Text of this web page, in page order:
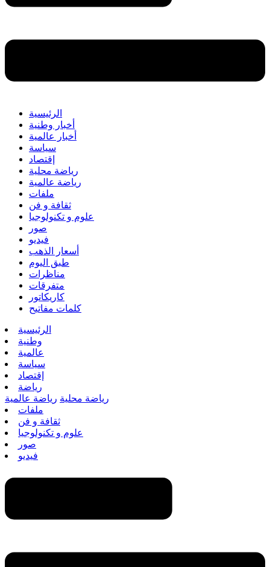
الرئيسية
أخبار وطنية
أخبار عالمية
سياسة
إقتصاد
رياضة محلية
رياضة عالمية
ملفات
ثقافة و فن
علوم و تكنولوجيا
صور
فيديو
أسعار الذهب
طبق اليوم
مناظرات
متفرقات
كاريكاتور
كلمات مفاتيح
الرئيسية
وطنية
عالمية
سياسة
إقتصاد
رياضة
رياضة محلية رياضة عالمية
ملفات
ثقافة و فن
علوم و تكنولوجيا
صور
فيديو